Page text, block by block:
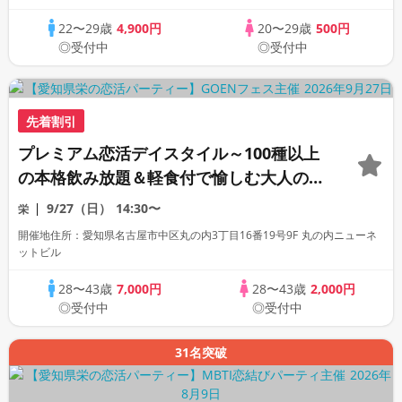
22〜29歳4,900円
◎受付中
20〜29歳 500円
◎受付中
先着割引
プレミアム恋活デイスタイル～100種以上
の本格飲み放題＆軽食付で愉しむ大人の出
会い～＜定員30名＞
栄 9/27（日） 14:30〜
開催地住所：愛知県名古屋市中区丸の内3丁目16番19号9F 丸の内ニューネ
ットビル
28〜43歳7,000円
◎受付中
28〜43歳 2,000円
◎受付中
31名突破